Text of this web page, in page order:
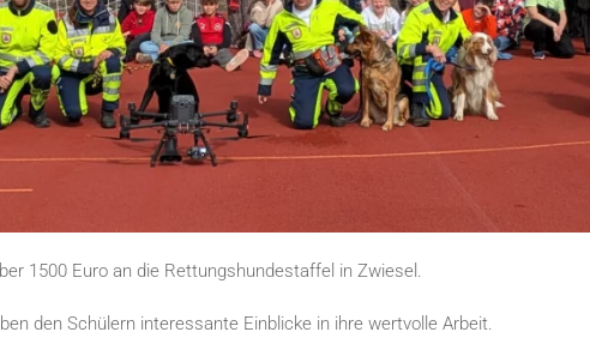
1500 Euro an die Rettungshundestaffel in Zwiesel.
den Schülern interessante Einblicke in ihre wertvolle Arbeit.